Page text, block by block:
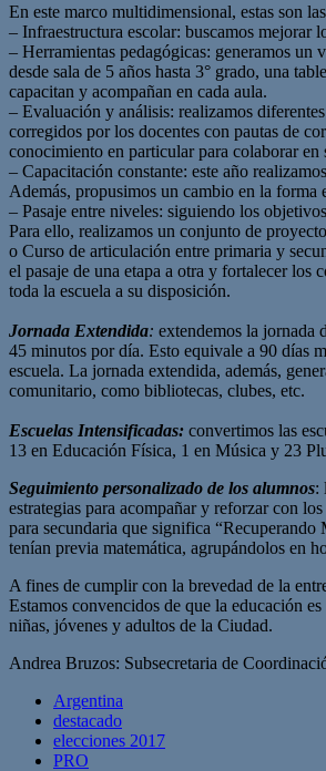
En este marco multidimensional, estas son
– Infraestructura escolar: buscamos mejorar
– Herramientas pedagógicas: generamos
desde sala de 5 años hasta 3° grado, una
capacitan y acompañan en cada aula.
– Evaluación y análisis: realizamos
corregidos por los docentes con pautas de
conocimiento en particular para colaborar en
– Capacitación constante: este año
Además, propusimos un cambio en la forma
– Pasaje entre niveles: siguiendo los
Para ello, realizamos un conjunto de
o Curso de articulación entre primaria y
el pasaje de una etapa a otra y fortalecer
toda la escuela a su disposición.
Jornada Extendida: extendemos la jornada
45 minutos por día. Esto equivale a 90 días
escuela. La jornada extendida, además,
comunitario, como bibliotecas, clubes, etc.
Escuelas Intensificadas: convertimos las
13 en Educación Física, 1 en Música y 23
Seguimiento personalizado de los alumnos:
estrategias para acompañar y reforzar con
para secundaria que significa “Recuperando
tenían previa matemática, agrupándolos en
A fines de cumplir con la brevedad de la
Estamos convencidos de que la educación
niñas, jóvenes y adultos de la Ciudad.
Andrea Bruzos: Subsecretaria de
Argentina
destacado
elecciones 2017
PRO